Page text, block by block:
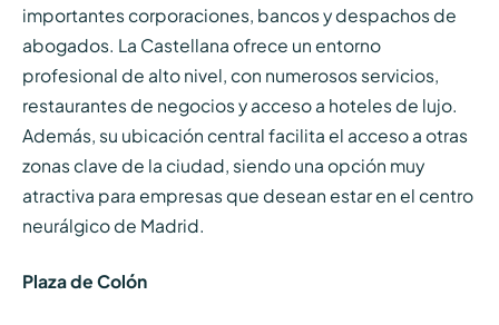
importantes corporaciones, bancos y despachos de
abogados. La Castellana ofrece un entorno
profesional de alto nivel, con numerosos servicios,
restaurantes de negocios y acceso a hoteles de lujo.
Además, su ubicación central facilita el acceso a otras
zonas clave de la ciudad, siendo una opción muy
atractiva para empresas que desean estar en el centro
neurálgico de Madrid.
Plaza de Colón